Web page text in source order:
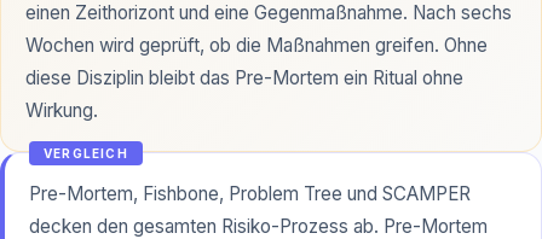
einen Zeithorizont und eine Gegenmaßnahme. Nach sechs
Wochen wird geprüft, ob die Maßnahmen greifen. Ohne
diese Disziplin bleibt das Pre-Mortem ein Ritual ohne
Wirkung.
VERGLEICH
Pre-Mortem, Fishbone, Problem Tree und SCAMPER
decken den gesamten Risiko-Prozess ab. Pre-Mortem